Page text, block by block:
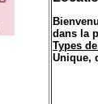
dans la
Types
Unique,